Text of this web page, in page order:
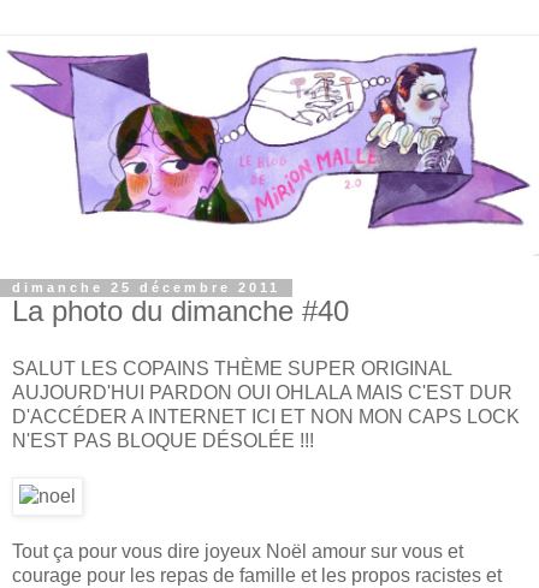
dimanche 25 décembre 2011
La photo du dimanche #40
SALUT LES COPAINS THÈME SUPER ORIGINAL
AUJOURD'HUI PARDON OUI OHLALA MAIS C'EST DUR
D'ACCÉDER A INTERNET ICI ET NON MON CAPS LOCK
N'EST PAS BLOQUE DÉSOLÉE !!!
Tout ça pour vous dire joyeux Noël amour sur vous et
courage pour les repas de famille et les propos racistes et